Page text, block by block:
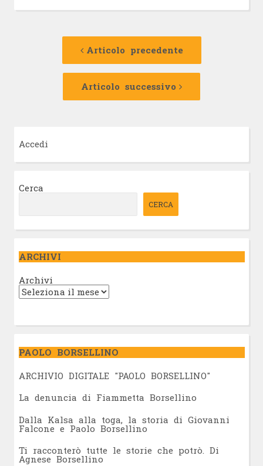
Navigazione
Articolo precedente
Articolo
Articolo successivo
Articolo
Accedi
Cerca
CERCA
ARCHIVI
Archivi
PAOLO BORSELLINO
ARCHIVIO DIGITALE "PAOLO BORSELLINO"
La denuncia di Fiammetta Borsellino
Dalla Kalsa alla toga, la storia di Giovanni
Falcone e Paolo Borsellino
Ti racconterò tutte le storie che potrò. Di
Agnese Borsellino